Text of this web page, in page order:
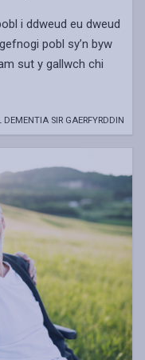
i ddweud eu dweud
pobl sy’n byw
sut y gallwch chi
SIR GAERFYRDDIN